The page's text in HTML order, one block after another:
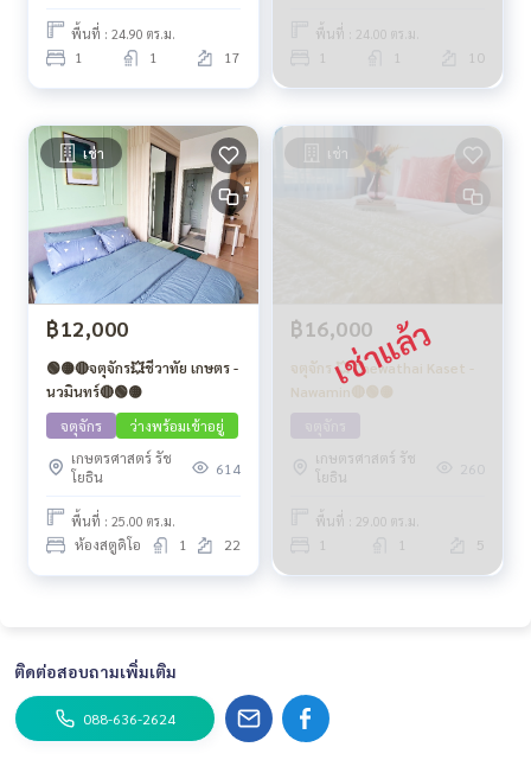
พื้นที่ : 24.90 ตร.ม.
1 1 17
พื้นที่ : 24.00 ตร.ม.
1 1 10
เช่า
฿12,000
🟢🟡🔴จตุจักร💥ชีวาทัย เกษตร -
นวมินทร์🔴🟢🟡
จตุจักร
ว่างพร้อมเข้าอยู่
เกษตรศาสตร์ รัช
โยธิน
614
พื้นที่ : 25.00 ตร.ม.
ห้องสตูดิโอ 1 22
เช่า
฿16,000
จตุจักร 💥 Chewathai Kaset -
Nawamin🔴🟢🟡
เกษตรศาสตร์ รัช
โยธิน
260
พื้นที่ : 29.00 ตร.ม.
1 1 5
ติดต่อสอบถามเพิ่มเติม
088-636-2624